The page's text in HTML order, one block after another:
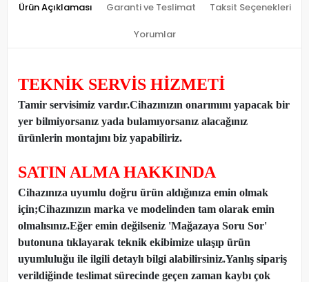
Ürün Açıklaması Garanti ve Teslimat Taksit Seçenekleri
Yorumlar
TEKNİK SERVİS HİZMETİ
Tamir servisimiz vardır.Cihazınızın onarımını yapacak bir
yer bilmiyorsanız yada bulamıyorsanız alacağınız
ürünlerin montajını biz yapabiliriz.
SATIN ALMA HAKKINDA
Cihazınıza uyumlu doğru ürün aldığınıza emin olmak
için;Cihazınızın marka ve modelinden tam olarak emin
olmalısınız.Eğer emin değilseniz 'Mağazaya Soru Sor'
butonuna tıklayarak teknik ekibimize ulaşıp ürün
uyumluluğu ile ilgili detaylı bilgi alabilirsiniz.Yanlış sipariş
verildiğinde teslimat sürecinde geçen zaman kaybı çok